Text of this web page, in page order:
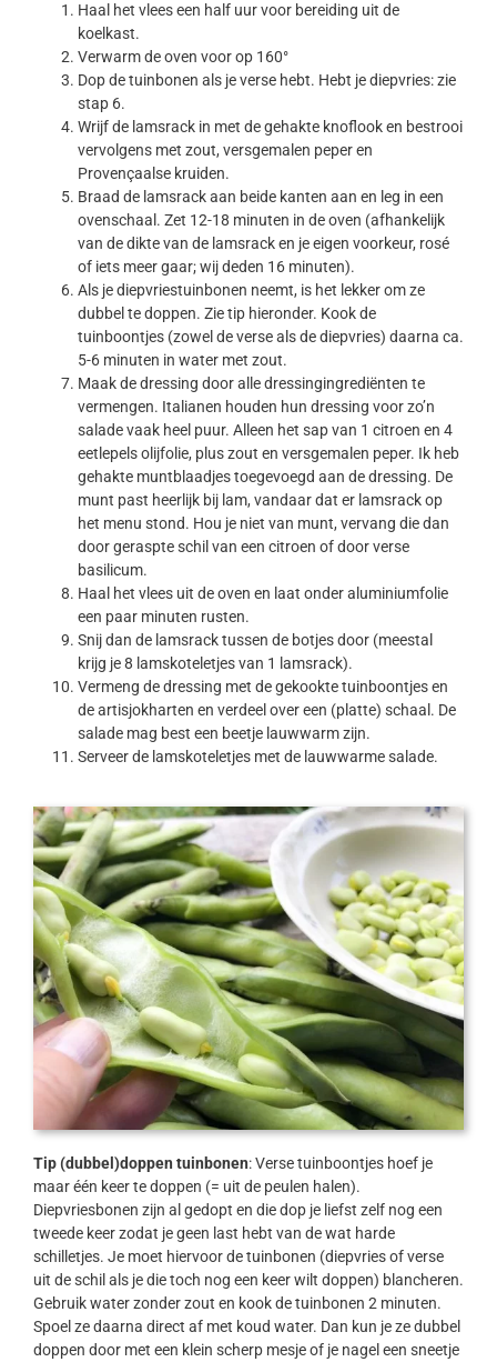
Haal het vlees een half uur voor bereiding uit de
koelkast.
Verwarm de oven voor op 160°
Dop de tuinbonen als je verse hebt. Hebt je diepvries: zie
stap 6.
Wrijf de lamsrack in met de gehakte knoflook en bestrooi
vervolgens met zout, versgemalen peper en
Provençaalse kruiden.
Braad de lamsrack aan beide kanten aan en leg in een
ovenschaal. Zet 12-18 minuten in de oven (afhankelijk
van de dikte van de lamsrack en je eigen voorkeur, rosé
of iets meer gaar; wij deden 16 minuten).
Als je diepvriestuinbonen neemt, is het lekker om ze
dubbel te doppen. Zie tip hieronder. Kook de
tuinboontjes (zowel de verse als de diepvries) daarna ca.
5-6 minuten in water met zout.
Maak de dressing door alle dressingingrediënten te
vermengen. Italianen houden hun dressing voor zo’n
salade vaak heel puur. Alleen het sap van 1 citroen en 4
eetlepels olijfolie, plus zout en versgemalen peper. Ik heb
gehakte muntblaadjes toegevoegd aan de dressing. De
munt past heerlijk bij lam, vandaar dat er lamsrack op
het menu stond. Hou je niet van munt, vervang die dan
door geraspte schil van een citroen of door verse
basilicum.
Haal het vlees uit de oven en laat onder aluminiumfolie
een paar minuten rusten.
Snij dan de lamsrack tussen de botjes door (meestal
krijg je 8 lamskoteletjes van 1 lamsrack).
Vermeng de dressing met de gekookte tuinboontjes en
de artisjokharten en verdeel over een (platte) schaal. De
salade mag best een beetje lauwwarm zijn.
Serveer de lamskoteletjes met de lauwwarme salade.
Tip (dubbel)doppen tuinbonen: Verse tuinboontjes hoef je
maar één keer te doppen (= uit de peulen halen).
Diepvriesbonen zijn al gedopt en die dop je liefst zelf nog een
tweede keer zodat je geen last hebt van de wat harde
schilletjes. Je moet hiervoor de tuinbonen (diepvries of verse
uit de schil als je die toch nog een keer wilt doppen) blancheren.
Gebruik water zonder zout en kook de tuinbonen 2 minuten.
Spoel ze daarna direct af met koud water. Dan kun je ze dubbel
doppen door met een klein scherp mesje of je nagel een sneetje